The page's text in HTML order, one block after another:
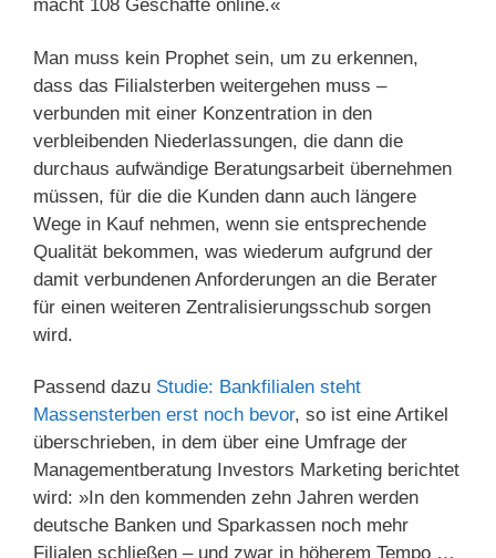
macht 108 Geschäfte online.«
Man muss kein Prophet sein, um zu erkennen,
dass das Filialsterben weitergehen muss –
verbunden mit einer Konzentration in den
verbleibenden Niederlassungen, die dann die
durchaus aufwändige Beratungsarbeit übernehmen
müssen, für die die Kunden dann auch längere
Wege in Kauf nehmen, wenn sie entsprechende
Qualität bekommen, was wiederum aufgrund der
damit verbundenen Anforderungen an die Berater
für einen weiteren Zentralisierungsschub sorgen
wird.
Passend dazu Studie: Bankfilialen steht
Massensterben erst noch bevor, so ist eine Artikel
überschrieben, in dem über eine Umfrage der
Managementberatung Investors Marketing berichtet
wird: »In den kommenden zehn Jahren werden
deutsche Banken und Sparkassen noch mehr
Filialen schließen – und zwar in höherem Tempo …